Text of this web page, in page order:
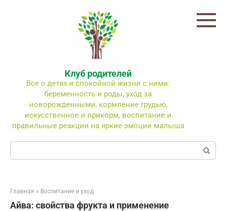
Клуб родителей
Все о детях и спокойной жизни с ними:
беременность и роды, уход за
новорожденными, кормление грудью,
искусственное и прикорм, воспитание и
правильные реакции на яркие эмоции малыша
Поиск:
Главная » Воспитание и уход
Айва: свойства фрукта и применение